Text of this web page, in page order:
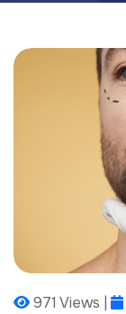
971 Views |